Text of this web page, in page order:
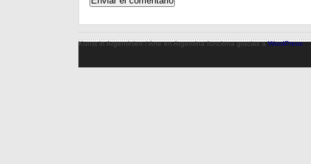
Kunst in Argentinien / Arte en Argentina funciona gracias aWordPress